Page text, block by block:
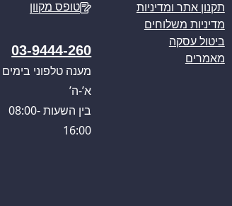
תקנון אתר ומדיניות
מדיניות משלוחים
ביטול עסקה
מאמרים
טופס מקוון
03-9444-260
מענה טלפוני בימים
א’-ה’
בין השעות 08:00-
16:00